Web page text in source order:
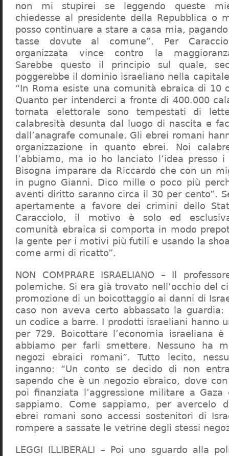
non mi stupirei se leggendo queste
chiedesse al presidente della Repubblica o
posso continuare a stare a casa mia,
tasse dovute al comune”. Per
organizzata vince contro la
Sarebbe questo il principio sul quale,
poggerebbe il dominio israeliano nella
“In Roma esiste una comunità ebraica di 10
Quanto per intenderci a fronte di 400.000
tornata elettorale sono tempestati di
calabresità desunta dal luogo di nascita e
dall’anagrafe comunale. Gli ebrei romani
organizzazione in quanto ebrei. Noi
l’abbiamo, ma io ho lanciato l’idea presso
Bisogna imparare da Riccardo che con un
in pugno Gianni. Dico mille o poco più
aventi diritto saranno circa il 30 per cento”.
apertamente a favore dei crimini dello
Caracciolo, il motivo è solo ed
comunità ebraica si comporta in modo
la gente per i motivi più futili e usando la
come armi di ricatto”.
NON COMPRARE ISRAELIANO – Il
polemiche. Si era già trovato nell’occhio del
promozione di un boicottaggio ai danni di
caso non aveva certo abbassato la guardia:
un codice a barre. I prodotti israeliani hanno
per 729. Boicottare l’economia israeliana è
abbiamo per farli smettere. Nessuno ha
negozi ebraici romani”. Tutto lecito,
inganno: “Un conto se decido di non
sapendo che è un negozio ebraico, dove
poi finanziata l’aggressione militare a
sappiamo. Come sappiamo, per avercelo
ebrei romani sono accessi sostenitori di
rompere a sassate le vetrine degli stessi
LEGGI ILLIBERALI – Poi uno sguardo alla